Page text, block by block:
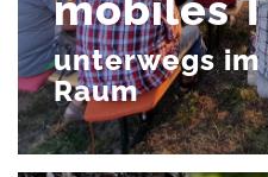
unterwegs
Raum